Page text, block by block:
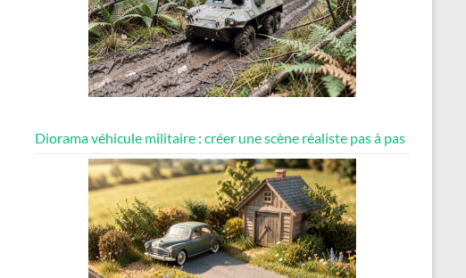
Diorama véhicule militaire : créer une scène réaliste pas à pas